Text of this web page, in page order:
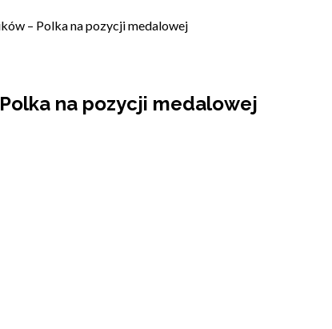
– Polka na pozycji medalowej
na pozycji medalowej